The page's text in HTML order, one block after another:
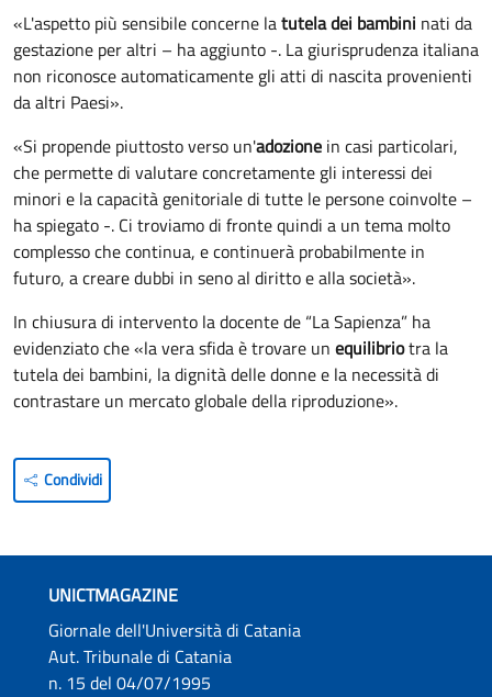
«L'aspetto più sensibile concerne latutela dei bambini nati da
gestazione per altri – ha aggiunto -. La giurisprudenza italiana
non riconosce automaticamente gli atti di nascita provenienti
da altri Paesi».
«Si propende piuttosto verso un'adozione in casi particolari,
che permette di valutare concretamente gli interessi dei
minori e la capacità genitoriale di tutte le persone coinvolte –
ha spiegato -. Ci troviamo di fronte quindi a un tema molto
complesso che continua, e continuerà probabilmente in
futuro, a creare dubbi in seno al diritto e alla società».
In chiusura di intervento la docente de “La Sapienza” ha
evidenziato che «la vera sfida è trovare un equilibriotra la
tutela dei bambini, la dignità delle donne e la necessità di
contrastare un mercato globale della riproduzione».
Condividi
UNICTMAGAZINE
Giornale dell'Università di Catania
Aut. Tribunale di Catania
n. 15 del 04/07/1995